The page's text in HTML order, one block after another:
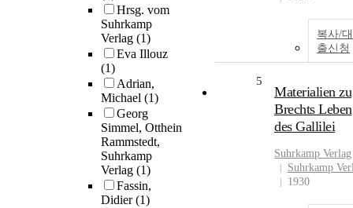
Hrsg. vom
Suhrkamp
Verlag (1)
Eva Illouz
(1)
Adrian,
Michael (1)
Georg
Simmel, Otthein
Rammstedt,
Suhrkamp
Verlag (1)
Fassin,
Didier(1)
복사/대
출신청
5
Materialien zu
Brechts Leben
des Gallilei
Suhrkamp Verlag
Suhrkamp
1930